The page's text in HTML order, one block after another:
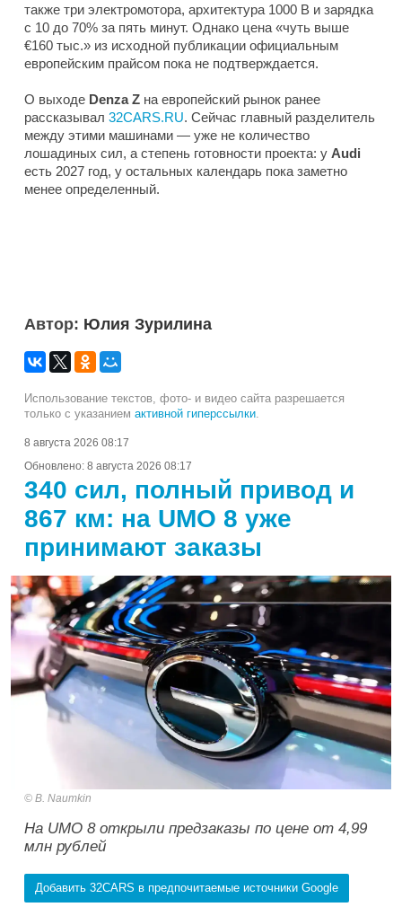
также три электромотора, архитектура 1000 В и зарядка
с 10 до 70% за пять минут. Однако цена «чуть выше
€160 тыс.» из исходной публикации официальным
европейским прайсом пока не подтверждается.
О выходе Denza Z на европейский рынок ранее
рассказывал 32CARS.RU. Сейчас главный разделитель
между этими машинами — уже не количество
лошадиных сил, а степень готовности проекта: у Audi
есть 2027 год, у остальных календарь пока заметно
менее определенный.
Автор: Юлия Зурилина
Использование текстов, фото- и видео сайта разрешается
только с указанием активной гиперссылки
8 августа 2026 08:17
Обновлено: 8 августа 2026 08:17
340 сил, полный привод и
867 км: на UMO 8 уже
принимают заказы
B. Naumkin
На UMO 8 открыли предзаказы по цене от 4,99
млн рублей
Добавить 32CARS в предпочитаемые источники Google